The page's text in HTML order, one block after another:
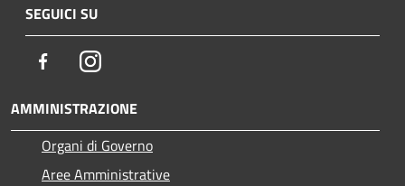
SEGUICI SU
FacebookInstagram
AMMINISTRAZIONE
Organi di Governo
Aree Amministrative